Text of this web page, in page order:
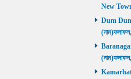
New Town
Dum Dum
Baranagar
Kamarhati